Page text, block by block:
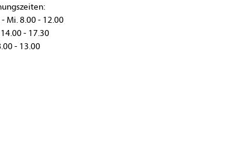
- Mi. 8.00 - 12.00
- 17.30
- 13.00